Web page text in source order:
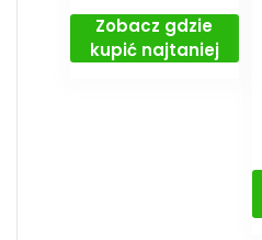
Zobacz gdzie
kupić najtaniej